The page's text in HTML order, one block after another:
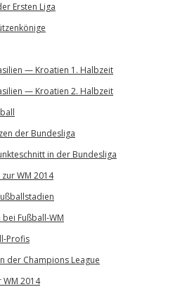
Ersten Liga
— Kroatien 1. Halbzeit
— Kroatien 2. Halbzeit
der Bundesliga
in der Bundesliga
WM 2014
Fußball-WM
Profis
der Champions League
2014